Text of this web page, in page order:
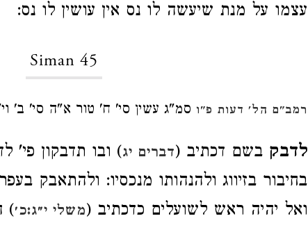
עצמו על מנת שיעשה לו נס אין עושין לו נס:
Siman 45
רמב"ם הל' דעות פ"ו סמ"ג עשין סי' ח' טור א"ה סי' ב'
לדבק בשם דכתיב (דברים יג) ובו תדבקון פי'
בחיבור בזיווג ולהנהותו מנכסיו: ולהתאבק
ואל יהיה ראש לשועלים כדכתיב (משלי י״ג:כ׳)